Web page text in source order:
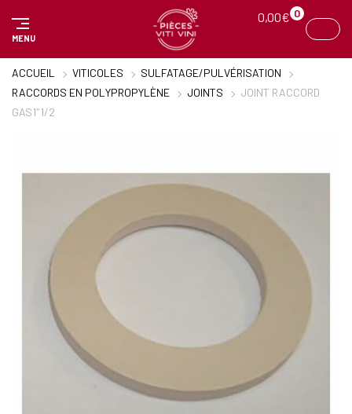
MENU
0,00€ 0
ACCUEIL VITICOLES
SULFATAGE/PULVÉRISATION
RACCORDS EN POLYPROPYLÈNE
JOINTS
JOINT RACCORD
GAS1″1/2
Panneau de gestion des cookies